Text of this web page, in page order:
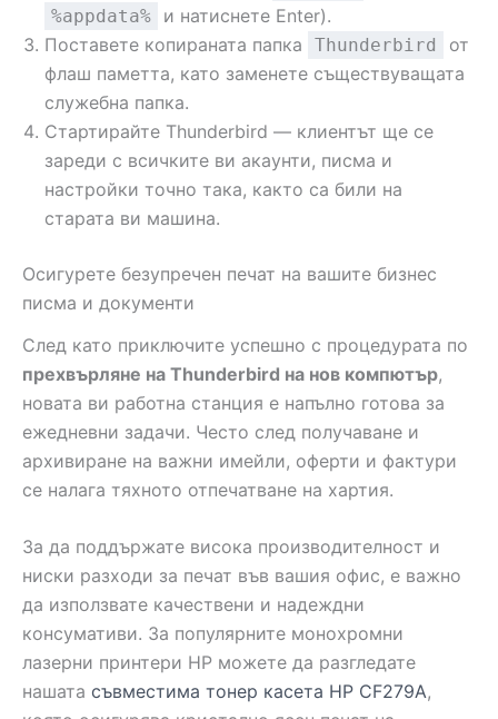
%appdata%
и натиснете Enter).
Поставете копираната папка
Thunderbird
от
флаш паметта, като заменете съществуващата
служебна папка.
Стартирайте Thunderbird — клиентът ще се
зареди с всичките ви акаунти, писма и
настройки точно така, както са били на
старата ви машина.
Осигурете безупречен печат на вашите бизнес
писма и документи
След като приключите успешно с процедурата по
прехвърляне на Thunderbird на нов компютър,
новата ви работна станция е напълно готова за
ежедневни задачи. Често след получаване и
архивиране на важни имейли, оферти и фактури
се налага тяхното отпечатване на хартия.
За да поддържате висока производителност и
ниски разходи за печат във вашия офис, е важно
да използвате качествени и надеждни
консумативи. За популярните монохромни
лазерни принтери HP можете да разгледате
нашата съвместима тонер касета HP CF279A,